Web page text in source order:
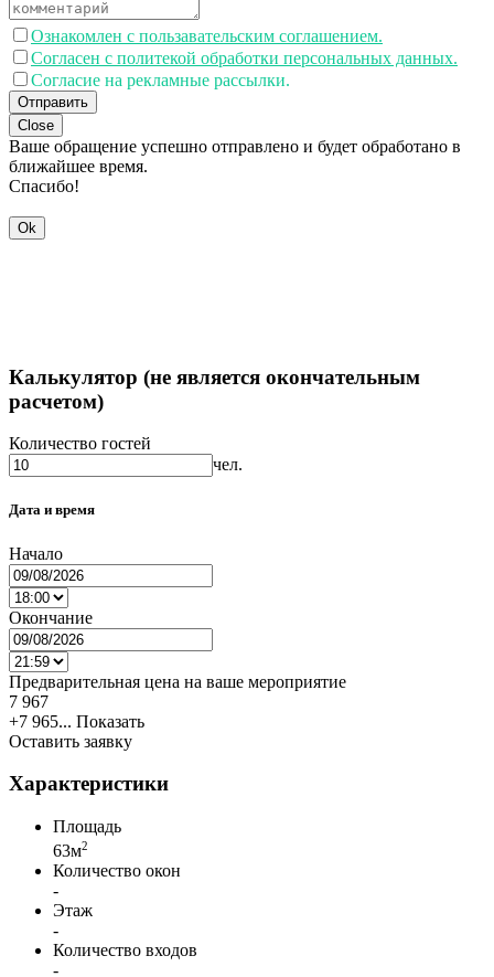
Ознакомлен с пользавательским соглашением.
Согласен с политекой обработки персональных данных.
Согласие на рекламные рассылки.
Отправить
Close
Ваше обращение успешно отправлено и будет обработано в
ближайшее время.
Спасибо!
Ok
Калькулятор (не является окончательным
расчетом)
Количество гостей
чел.
Дата и время
Начало
Окончание
Предварительная цена на ваше мероприятие
7 967
+7 965... Показать
Оставить заявку
Характеристики
Площадь
63м2
Количество окон
-
Этаж
-
Количество входов
-